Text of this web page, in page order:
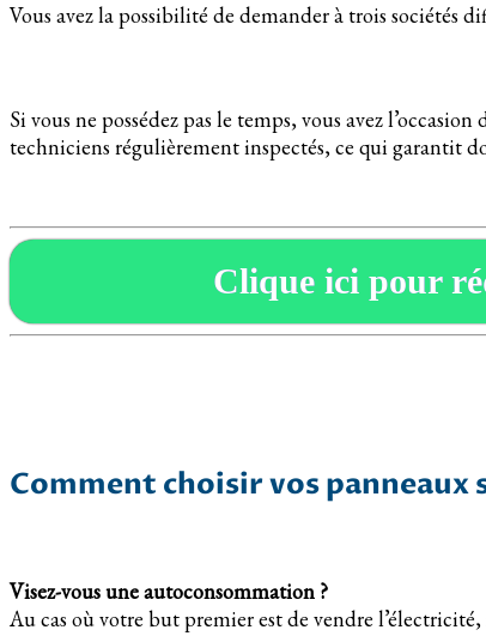
Vous avez la possibilité de demander à trois sociétés
Si vous ne possédez pas le temps, vous avez l’occasion
techniciens régulièrement inspectés, ce qui garantit
Clique ici pour
Comment choisir vos panneaux
Visez-vous une autoconsommation ?
Au cas où votre but premier est de vendre